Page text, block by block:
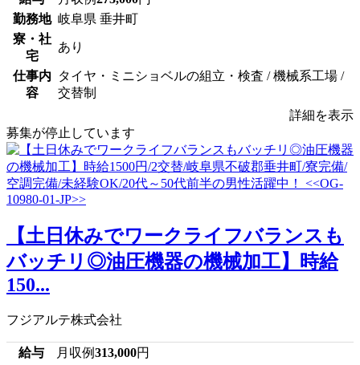
勤務地 岐阜県 垂井町
寮・社
宅
あり
仕事内
容
タイヤ・ミニショベルの組立・検査 / 機械系工場 /
交替制
詳細を表示
募集が停止しています
【土日休みでワークライフバランスも
バッチリ◎油圧機器の機械加工】時給
150...
フジアルテ株式会社
給与 月収例313,000円